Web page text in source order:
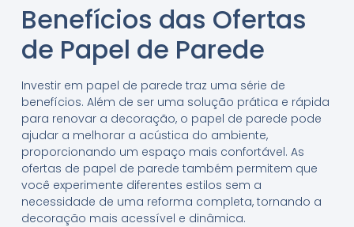
Benefícios das Ofertas
de Papel de Parede
Investir em papel de parede traz uma série de
benefícios. Além de ser uma solução prática e rápida
para renovar a decoração, o papel de parede pode
ajudar a melhorar a acústica do ambiente,
proporcionando um espaço mais confortável. As
ofertas de papel de parede também permitem que
você experimente diferentes estilos sem a
necessidade de uma reforma completa, tornando a
decoração mais acessível e dinâmica.